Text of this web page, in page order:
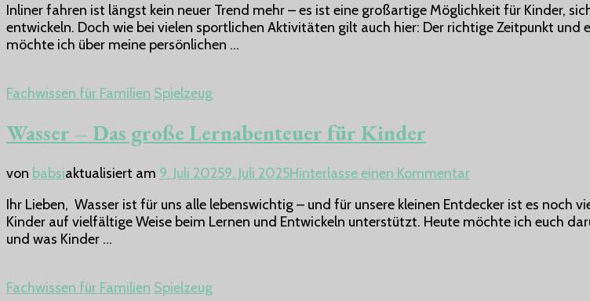
Inliner
fahren
Spaß
vereint
Inliner fahren ist längst kein neuer Trend mehr – es ist eine großartige Möglichkeit für Kinder,
entwickeln. Doch wie bei vielen sportlichen Aktivitäten gilt auch hier: Der richtige Zeitpunkt
möchte ich über meine persönlichen …
Fachwissen für Familien Spielzeug
Wasser – Das große Lernabenteuer für Kinder
von babsiaktualisiert am 9. Juli 20259. Juli 2025Hinterlasse einen Kommentarzu
–
Das
Ihr Lieben, Wasser ist für uns alle lebenswichtig – und für unsere kleinen Entdecker ist es noch
Kinder auf vielfältige Weise beim Lernen und Entwickeln unterstützt. Heute möchte ich euch
und was Kinder …
Fachwissen für Familien Spielzeug